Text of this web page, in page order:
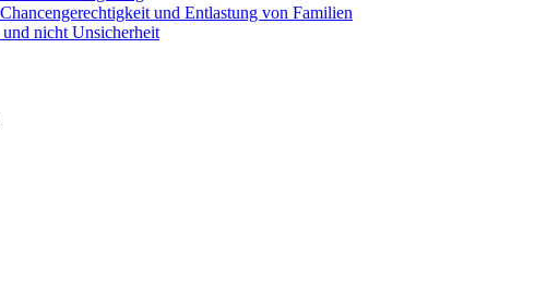
und Entlastung von Familien
nicht Unsicherheit